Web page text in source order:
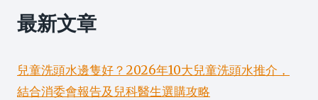
最新文章
兒童洗頭水邊隻好？2026年10大兒童洗頭水推介，
結合消委會報告及兒科醫生選購攻略